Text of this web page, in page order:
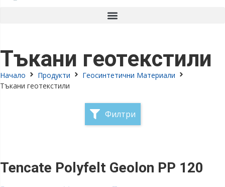
Тъкани геотекстили
Начало Продукти
Геосинтетични Материали
Тъкани геотекстили
Филтри
Tencate Polyfelt Geolon PP 120